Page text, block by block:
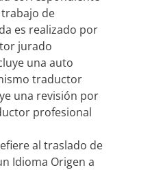
trabajo de
es realizado por
jurado
una auto
traductor
una revisión por
profesional
al traslado de
Idioma Origen a